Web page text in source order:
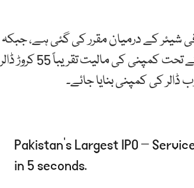
سے آئی پی او کی قیمت 14.25 روپے سے 19.95 روپے فی شیئر کے درمیان مقرر کی گئی ہے، جبکہ
بک بلڈنگ کا عمل 18 اور 19 مئی 2026 کو شیڈول ہے۔ اس آئی پی او کے تحت کمپنی کی مالیت تقریباً 55 کروڑ ڈالر
کی کمپنی بنایا جائے۔
Pakistan’s Largest IPO –
in 5 seconds.